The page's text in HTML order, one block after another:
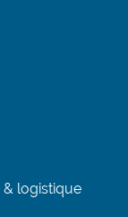
& logistique